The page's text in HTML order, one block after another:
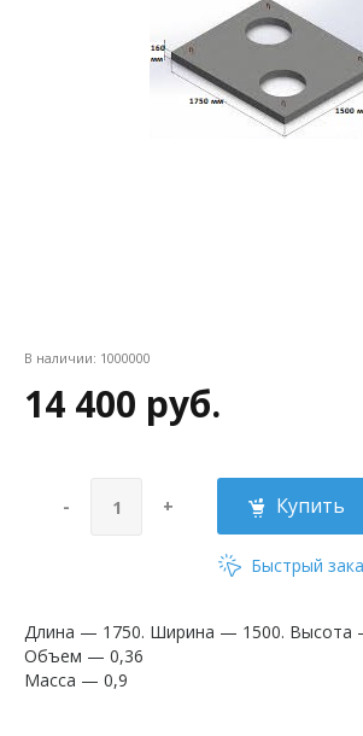
В наличии: 1000000
14 400 руб.
- + Купить
Быстрый
Длина — 1750. Ширина — 1500. Высота
Объем — 0,36
Масса — 0,9